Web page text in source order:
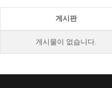
게시판
게시물이 없습니다.